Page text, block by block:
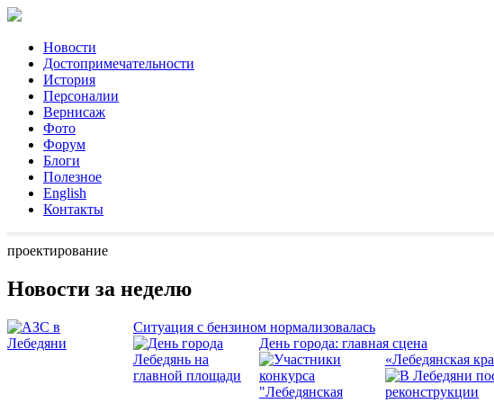
Новости
Достопримечательности
История
Персоналии
Вернисаж
Фото
Форум
Блоги
Полезное
English
Контакты
проектирование
Новости за неделю
Ситуация с бензином нормализовалась
День города: главная сцена
«Лебедянская